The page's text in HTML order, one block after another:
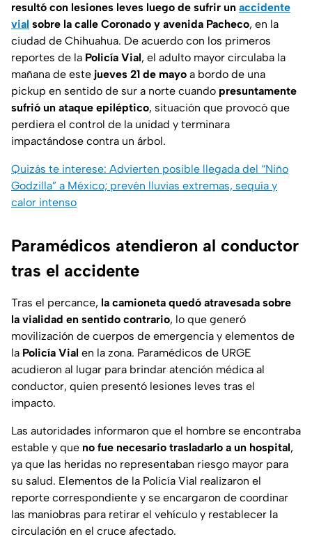
resultó con lesiones leves luego de sufrir un accidente
vial sobre la calle Coronado y avenida Pacheco, en la
ciudad de Chihuahua. De acuerdo con los primeros
reportes de la Policía Vial, el adulto mayor circulaba la
mañana de este jueves 21 de mayo a bordo de una
pickup en sentido de sur a norte cuando presuntamente
sufrió un ataque epiléptico, situación que provocó que
perdiera el control de la unidad y terminara
impactándose contra un árbol.
Quizás te interese: Advierten posible llegada del “Niño
Godzilla” a México; prevén lluvias extremas, sequía y
calor intenso
Paramédicos atendieron al conductor
tras el accidente
Tras el percance, la camioneta quedó atravesada sobre
la vialidad en sentido contrario, lo que generó
movilización de cuerpos de emergencia y elementos de
la Policía Vial en la zona. Paramédicos de URGE
acudieron al lugar para brindar atención médica al
conductor, quien presentó lesiones leves tras el
impacto.
Las autoridades informaron que el hombre se encontraba
estable y que no fue necesario trasladarlo a un hospital,
ya que las heridas no representaban riesgo mayor para
su salud. Elementos de la Policía Vial realizaron el
reporte correspondiente y se encargaron de coordinar
las maniobras para retirar el vehículo y restablecer la
circulación en el cruce afectado.